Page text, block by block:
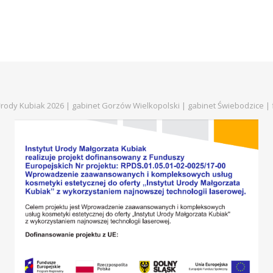
Kubiak 2026 | gabinet Gorzów Wielkopolski | gabinet Świebodzice |